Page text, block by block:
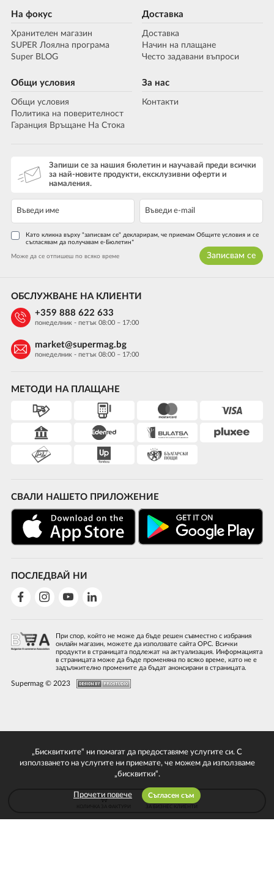
На фокус
Хранителен магазин
SUPER Лоялна програма
Super BLOG
Доставка
Доставка
Начин на плащане
Често задавани въпроси
Общи условия
Общи условия
Политика на поверителност
Гаранция Връщане На Стока
За нас
Контакти
Запиши се за нашия бюлетин и научавай преди всички
за най-новите продукти, ексклузивни оферти и
намаления.
Като кликна върху "записвам се" декларирам, че приемам Общите условия и се
съгласявам да получавам е-Бюлетин*
Може да се отпишеш по всяко време Записвам се
МЕТОДИ НА ПЛАЩАНЕ
СВАЛИ НАШЕТО ПРИЛОЖЕНИЕ
ПОСЛЕДВАЙ НИ
ОБСЛУЖВАНЕ НА КЛИЕНТИ
+359 888 622 633
понеделник - петък 08:00 – 17:00
market@supermag.bg
понеделник - петък 08:00 – 17:00
При спор, който не може да бъде решен съвместно с избрания
онлайн магазин, можете да използвате сайта ОРС. Всички
продукти в страницата подлежат на актуализация. Информацията
в страницата може да бъде променяна по всяко време, като не е
задължително промените да бъдат анонсирани в страницата.
Supermag © 2023
„Бисквитките“ ни помагат да предоставяме услугите си. С
използването на услугите ни приемате, че можем да използваме
„бисквитки“.
Прочети повече Съгласен съм